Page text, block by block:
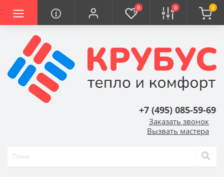
0 0 0
+7 (495) 085-59-69
Заказать звонок
Вызвать мастера